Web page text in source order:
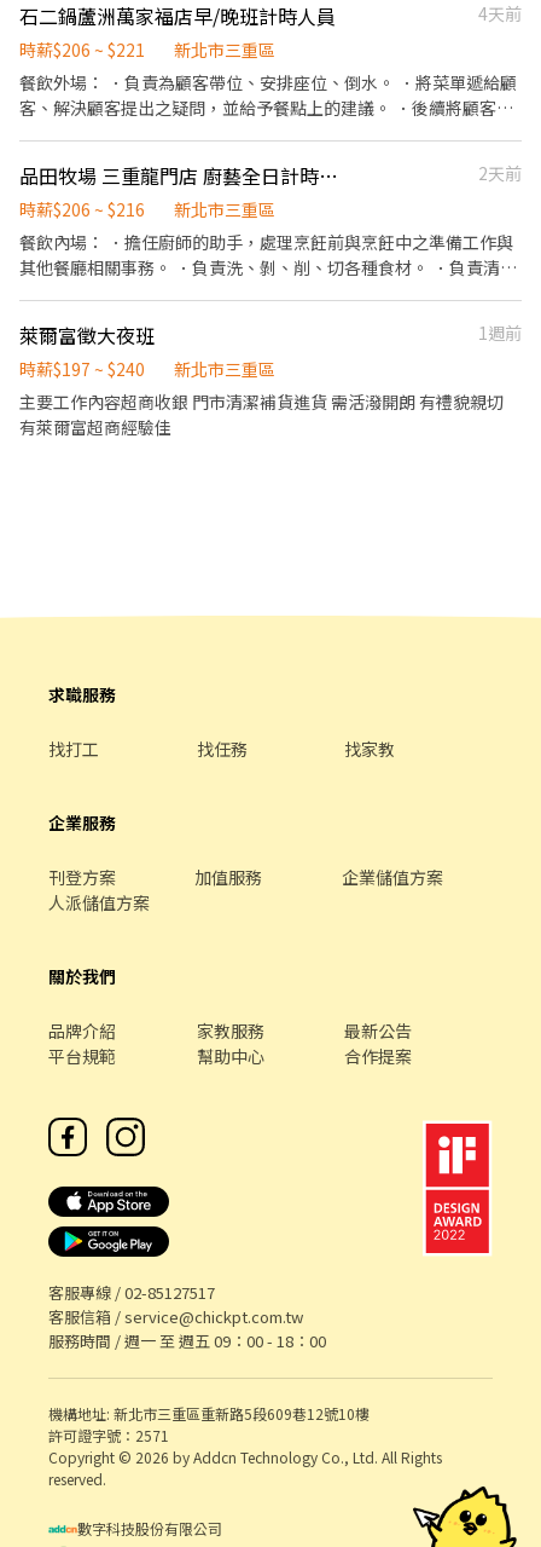
🔹假日早班：07:00-12:00 🔹假日晚班：17:30-23:30 (上班時數為
2~6小時，一個月至少6天，依實際情況而定) ⸻ ✅工作待遇：
日班時薪=$224 晚班另有獎金+20=時薪$244 夜班另有獎金+40=時
薪$264 ━━━━━━━━━━━━━ 📍 【熱門開缺地點】新北市
三重、土城、中和、永和、汐止、板橋、淡水、新店、新莊、蘆洲
━━━━━━━━━━━━ 📩 【火速卡位應徵流程】 ➊ 點擊填寫
廠商制式履歷（1分鐘完成，快速安排送審）： 👉
欄位（身分證/詳細地址）錄取前皆可先不填！ ➋加入留言： 👉
https://lin.ee/OBnhVN5 私訊留下 ⌜姓名+電話 +應徵蝦皮門市人
員」💥
石二鍋蘆洲萬家福店早/晚班計時人員
4天前
時薪$206 ~ $221
新北市三重區
餐飲外場： ．負責為顧客帶位、安排座位、倒水。 ．將菜單遞給顧
客、解決顧客提出之疑問，並給予餐點上的建議。 ．後續將顧客點
飲內場： ．擔任廚師的助手，處理烹飪前與烹飪中之準備工作與其
他餐廳相關事務。 ．負責洗、剝、削、切各種食材。 ．負責清理工
作環境、設備和餐具。 ．準備不同餐點所需要的食材。 ．協助測量
食材的容量與重量。 ．負責擺盤、打包外帶服務。
品田牧場 三重龍門店 廚藝全日計時夥伴
2天前
時薪$206 ~ $216
新北市三重區
餐飲內場： ．擔任廚師的助手，處理烹飪前與烹飪中之準備工作與
其他餐廳相關事務。 ．負責洗、剝、削、切各種食材。 ．負責清理
萊爾富徵大夜班
1週前
時薪$197 ~ $240
新北市三重區
主要工作內容超商收銀 門市清潔補貨進貨 需活潑開朗 有禮貌親切
有萊爾富超商經驗佳
求職服務
找打工 找任務 找家教
企業服務
刊登方案 加值服務
企業儲值方案
人派儲值方案
關於我們
品牌介紹 家教服務
最新公告
平台規範
幫助中心 合作提案
客服專線 /02-85127517
客服信箱 /service@chickpt.com.tw
服務時間 / 週一 至 週五 09：00 - 18：00
機構地址: 新北市三重區重新路5段609巷12號10樓
許可證字號：2571
Copyright © 2026 by Addcn Technology Co., Ltd. All Rights
reserved.
數字科技股份有限公司